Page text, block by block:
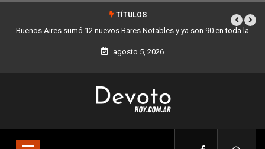
TÍTULOS
en toda la Los stands móviles de la Ciudad llegan esta semana a Villa
agosto 5, 2026